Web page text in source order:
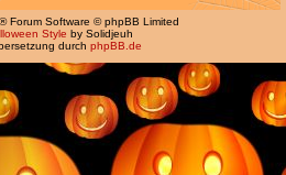
® Forum Software © phpBB Limited
Style by Solidjeuh
durch phpBB.de